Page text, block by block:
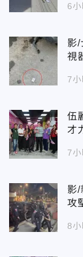
6小
影
視
7小
伍
才
7小
影
攻
8小